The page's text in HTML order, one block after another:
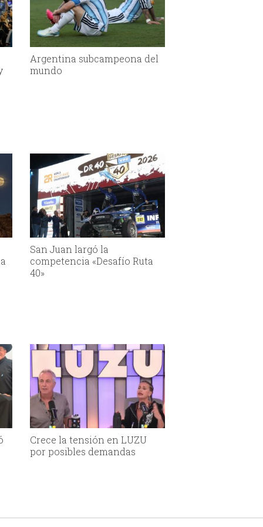
Argentina subcampeona del
mundo
San Juan largó la
competencia «Desafío Ruta
40»
Crece la tensión en LUZU
por posibles demandas